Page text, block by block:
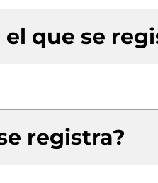
que se
registra?